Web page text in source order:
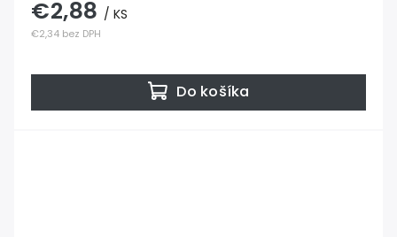
€2,34 bez DPH
€2,88 / KS
Do košíka